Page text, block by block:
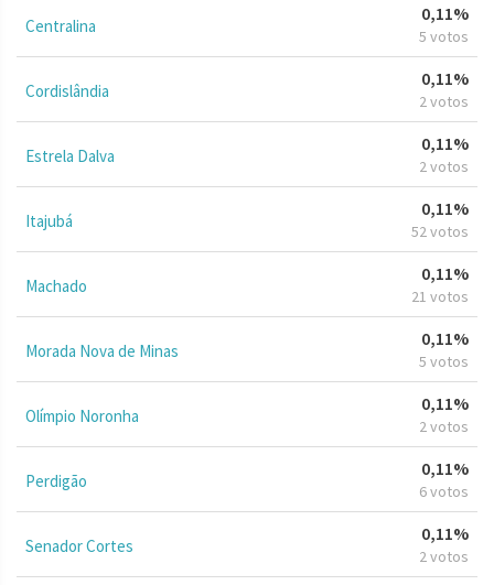
Centralina
0,11%
5 votos
Cordislândia
0,11%
2 votos
Estrela Dalva
0,11%
2 votos
Itajubá
0,11%
52 votos
Machado
0,11%
21 votos
Morada Nova de Minas
0,11%
5 votos
Olímpio Noronha
0,11%
2 votos
Perdigão
0,11%
6 votos
Senador Cortes
0,11%
2 votos